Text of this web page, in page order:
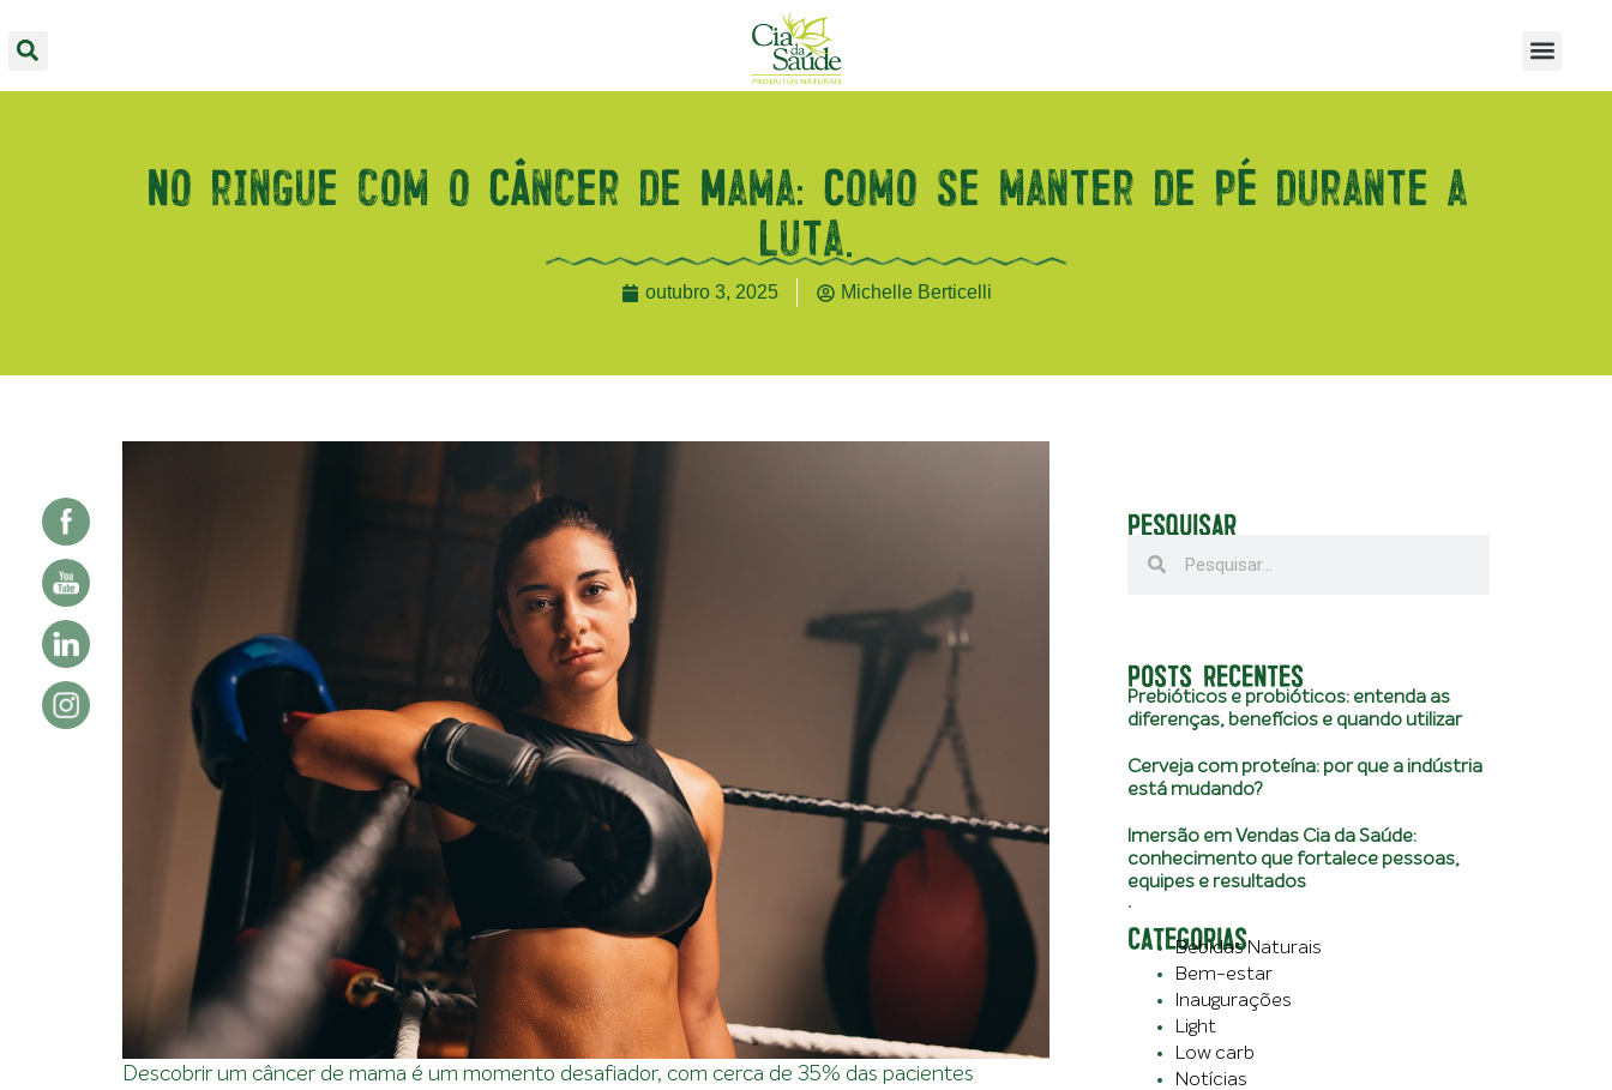
No ringue com o Câncer de Mama: Como se manter de pé durante a
luta.
outubro 3, 2025 Michelle Berticelli
Descobrir um câncer de mama é um momento desafiador, com cerca de 35% das pacientes
PESQUISAR
POSTS RECENTES
Prebióticos e probióticos: entenda as
diferenças, benefícios e quando utilizar
Cerveja com proteína: por que a indústria
está mudando?
Imersão em Vendas Cia da Saúde:
conhecimento que fortalece pessoas,
equipes e resultados
CATEGORIAS
.
Bebidas Naturais
Bem-estar
Inaugurações
Light
Low carb
Notícias